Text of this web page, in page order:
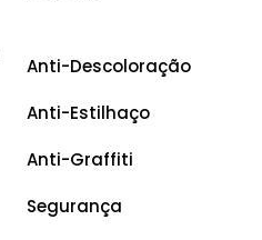
Anti-Descoloração
Anti-Estilhaço
Anti-Graffiti
Segurança